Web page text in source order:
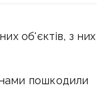
об'єктів, з них
пошкодили